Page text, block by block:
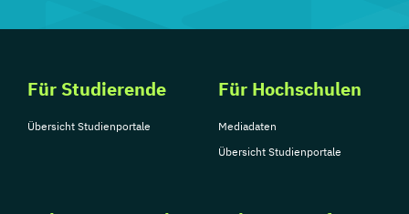
Für Studierende
Übersicht Studienportale
Für Hochschulen
Mediadaten
Übersicht Studienportale